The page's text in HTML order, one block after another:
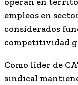
empleos en
considerados
competitividad
Como líder de
sindical